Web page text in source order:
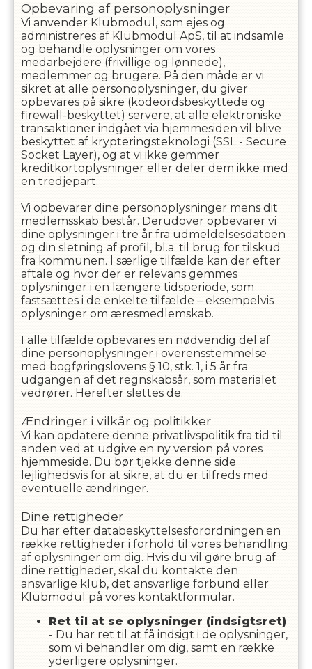
Opbevaring af personoplysninger
Vi anvender Klubmodul, som ejes og
administreres af Klubmodul ApS, til at indsamle
og behandle oplysninger om vores
medarbejdere (frivillige og lønnede),
medlemmer og brugere. På den måde er vi
sikret at alle personoplysninger, du giver
opbevares på sikre (kodeordsbeskyttede og
firewall-beskyttet) servere, at alle elektroniske
transaktioner indgået via hjemmesiden vil blive
beskyttet af krypteringsteknologi (SSL - Secure
Socket Layer), og at vi ikke gemmer
kreditkortoplysninger eller deler dem ikke med
en tredjepart.
Vi opbevarer dine personoplysninger mens dit
medlemsskab består. Derudover opbevarer vi
dine oplysninger i tre år fra udmeldelsesdatoen
og din sletning af profil, bl.a. til brug for tilskud
fra kommunen. l særlige tilfælde kan der efter
aftale og hvor der er relevans gemmes
oplysninger i en længere tidsperiode, som
fastsættes i de enkelte tilfælde – eksempelvis
oplysninger om æresmedlemskab.
I alle tilfælde opbevares en nødvendig del af
dine personoplysninger i overensstemmelse
med bogføringslovens § 10, stk. 1, i 5 år fra
udgangen af det regnskabsår, som materialet
vedrører. Herefter slettes de.
Ændringer i vilkår og politikker
Vi kan opdatere denne privatlivspolitik fra tid til
anden ved at udgive en ny version på vores
hjemmeside. Du bør tjekke denne side
lejlighedsvis for at sikre, at du er tilfreds med
eventuelle ændringer.
Dine rettigheder
Du har efter databeskyttelsesforordningen en
række rettigheder i forhold til vores behandling
af oplysninger om dig. Hvis du vil gøre brug af
dine rettigheder, skal du kontakte den
ansvarlige klub, det ansvarlige forbund eller
Klubmodul på vores kontaktformular.
Ret til at se oplysninger (indsigtsret)
- Du har ret til at få indsigt i de oplysninger,
som vi behandler om dig, samt en række
yderligere oplysninger.